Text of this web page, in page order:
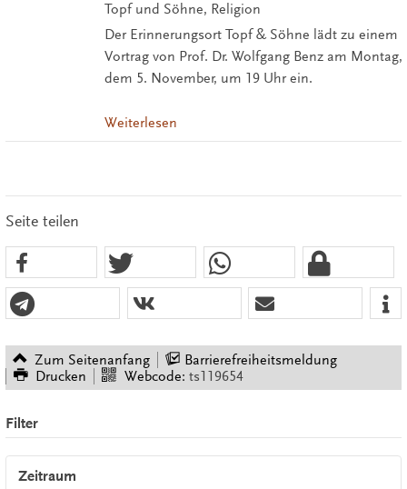
Topf und Söhne, Religion
Der Erinnerungsort Topf & Söhne lädt zu einem
Vortrag von Prof. Dr. Wolfgang Benz am Montag,
dem 5. November, um 19 Uhr ein.
Weiterlesen
Seite teilen
Zum Seitenanfang
Barrierefreiheitsmeldung
Drucken
Webcode: ts119654
Filter
Zeitraum